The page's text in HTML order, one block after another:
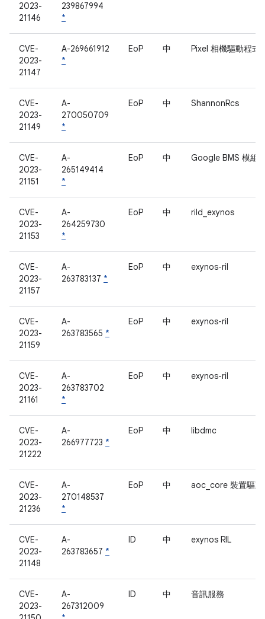
2023-
21146
239867994
*
CVE-
2023-
21147
A-269661912
*
EoP 中 Pixel 相機驅動程式
CVE-
2023-
21149
A-
270050709
*
EoP 中 ShannonRcs
CVE-
2023-
21151
A-
265149414
*
EoP 中 Google BMS 模組
CVE-
2023-
21153
A-
264259730
*
EoP 中 rild_exynos
CVE-
2023-
21157
A-
263783137 *
EoP 中 exynos-ril
CVE-
2023-
21159
A-
263783565 *
EoP 中 exynos-ril
CVE-
2023-
21161
A-
263783702
*
EoP 中 exynos-ril
CVE-
2023-
21222
A-
266977723 *
EoP 中 libdmc
CVE-
2023-
21236
A-
270148537
*
EoP 中 aoc_core 裝置驅動
CVE-
2023-
21148
A-
263783657 *
ID 中 exynos RIL
CVE-
2023-
A-
267312009
ID 中 音訊服務